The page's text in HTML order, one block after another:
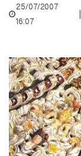
25/07/2007
16:07